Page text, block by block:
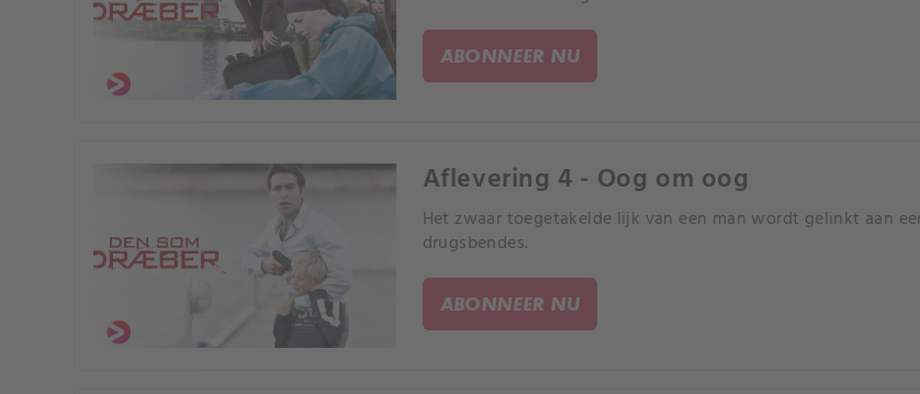
ABONNEER NU
Aflevering 4 - Oog om oog
Het zwaar toegetakelde lijk van een man wordt gelinkt aan
drugsbendes.
ABONNEER NU